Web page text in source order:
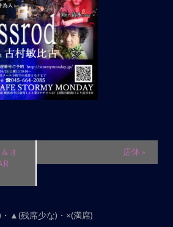
オ
店休 »
▲(残席少な)・×(満席)